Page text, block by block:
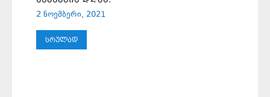
2 ნოემბერი, 2021
ᲡᲠᲣᲚᲐᲓ